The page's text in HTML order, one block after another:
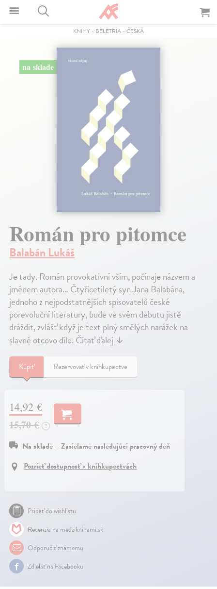
KNIHY - BELETRIA - ČESKÁ
na sklade
Román pro pitomce
Balabán Lukáš
Je tady. Román provokativní vším, počínaje názvem a
jménem autora… Čtyřicetiletý syn Jana Balabána,
jednoho z nejpodstatnějších spisovatelů české
porevoluční literatury, bude ve svém debutu jistě
dráždit, zvlášť když je text plný smělých narážek na
slavné otcovo dílo. Čítať ďalej ↓
Kúpiť Rezervovať v kníhkupectve
14,92 €
15,70 € ?
Na sklade – Zasielame nasledujúci pracovný deň
Pozrieť dostupnosť v kníhkupectvách
Pridať do wishlistu
Recenzia na medziknihami.sk
Odporučiť známemu
Zdielať na Facebooku